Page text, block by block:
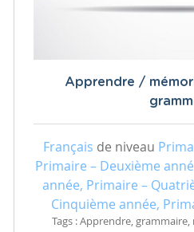
Apprendre /
Français de niveau
Primaire – Deuxième
année, Primaire –
Cinquième année,
Tags : Apprendre,